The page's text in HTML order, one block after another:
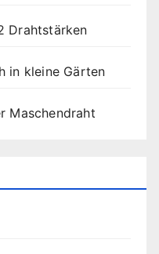
Drahtstärken
in kleine Gärten
Maschendraht